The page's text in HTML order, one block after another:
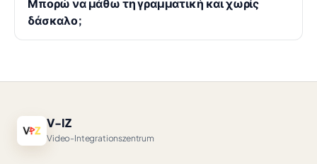
Μπορώ να μάθω τη γραμματική και χωρίς
δάσκαλο;
V-IZ
Video-Integrationszentrum